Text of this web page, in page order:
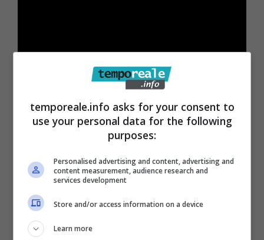
“Sarà una bella occasione –sottolineano il
conoscere aspetti umani e non ufficiali del
magistrato, per comprendere il rapporto tra
di dare un senso di giustizia alla morte di un
servitore dello Stato. La mafia non è sconfitta
e l’unica arma in grado di contrastarla è la
cultura: ecco, quindi, il motivo di questo
temporeale.info asks for your consent to
use your personal data for the following
purposes:
Personalised advertising and content, advertising and
content measurement, audience research and
services development
Store and/or access information on a device
Learn more